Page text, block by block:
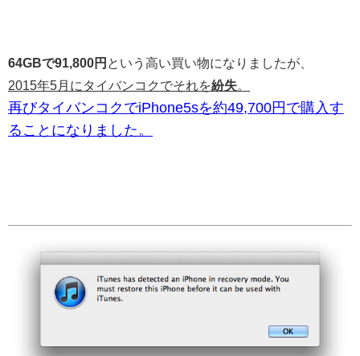
64GBで91,800円 という高い買い物になりましたが、
2015年5月にタイバンコクでそれを紛失
再びタイバンコクでiPhone5sを約49,700円で購入す
ることになりました。